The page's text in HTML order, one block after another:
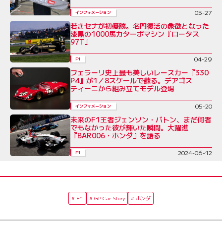
インフォメーション 05-27
若きセナが初優勝。名門復活の象徴となった
漆黒の1000馬力ターボマシン『ロータス
97T』
F1 04-29
フェラーリ史上最も美しいレースカー『330
P4』が1／8スケールで蘇る。デアゴス
ティーニから組み立てモデル登場
インフォメーション 05-20
未来のF1王者ジェンソン・バトン、まだ何者
でもなかった彼が輝いた瞬間。大躍進
『BAR006・ホンダ』を語る
F1 2024-06-12
F1 GP Car Story ホンダ